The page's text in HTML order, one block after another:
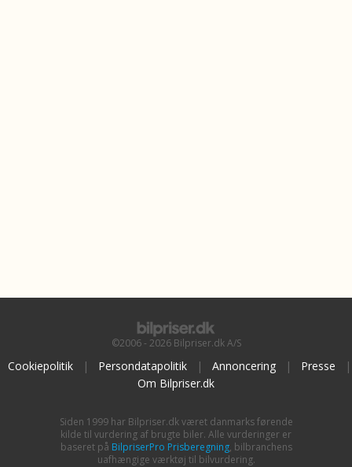
©2006 - 2026 Bilpriser.dk A/S
Cookiepolitik | Persondatapolitik | Annoncering | Presse
|
Om Bilpriser.dk
Siden 1999 har Bilpriser.dk været danmarks førende
kilde til vurdering af brugte biler. Alle vurderinger er
baseret på BilpriserPro Prisberegning, bilbranchens
uafhængige værktøj til bilvurdering.